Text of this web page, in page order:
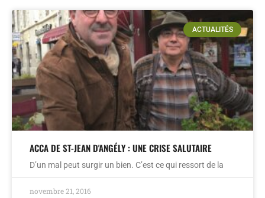
ACTUALITÉS
ACCA DE ST-JEAN D'ANGÉLY : UNE CRISE SALUTAIRE
D’un mal peut surgir un bien. C’est ce qui ressort de la
novembre 21, 2016